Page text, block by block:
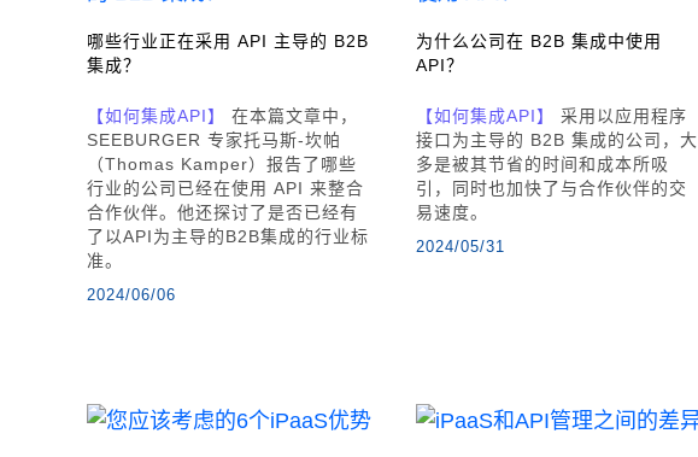
哪些行业正在采用 API 主导的 B2B
集成？
【如何集成API】
在本篇文章中，
SEEBURGER 专家托马斯-坎帕
（Thomas Kamper）报告了哪些
行业的公司已经在使用 API 来整合
合作伙伴。他还探讨了是否已经有
了以API为主导的B2B集成的行业标
准。
2024/06/06
为什么公司在 B2B 集成中使用
API？
【如何集成API】
采用以应用程序
接口为主导的 B2B 集成的公司，大
多是被其节省的时间和成本所吸
引，同时也加快了与合作伙伴的交
易速度。
2024/05/31